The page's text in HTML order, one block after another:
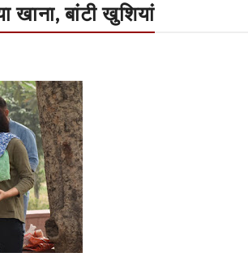
खाना, बांटी खुशियां